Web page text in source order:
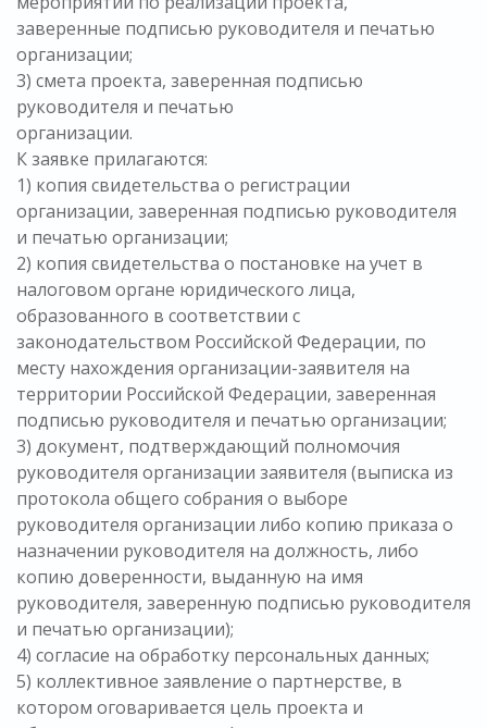
заверенные подписью руководителя и печатью
организации;
3) смета проекта, заверенная подписью
руководителя и печатью
организации.
К заявке прилагаются:
1) копия свидетельства о регистрации
организации, заверенная подписью руководителя
и печатью организации;
2) копия свидетельства о постановке на учет в
налоговом органе юридического лица,
образованного в соответствии с
законодательством Российской Федерации, по
месту нахождения организации-заявителя на
территории Российской Федерации, заверенная
подписью руководителя и печатью организации;
3) документ, подтверждающий полномочия
руководителя организации заявителя (выписка из
протокола общего собрания о выборе
руководителя организации либо копию приказа о
назначении руководителя на должность, либо
копию доверенности, выданную на имя
руководителя, заверенную подписью руководителя
и печатью организации);
4) согласие на обработку персональных данных;
5) коллективное заявление о партнерстве, в
котором оговаривается цель проекта и